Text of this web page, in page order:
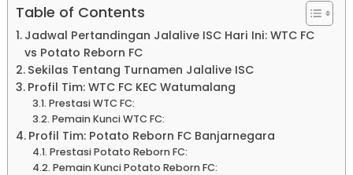
Table of Contents
Jadwal Pertandingan Jalalive ISC Hari Ini: WTC FC
vs Potato Reborn FC
Sekilas Tentang Turnamen Jalalive ISC
Profil Tim: WTC FC KEC Watumalang
Prestasi WTC FC:
Pemain Kunci WTC FC:
Profil Tim: Potato Reborn FC Banjarnegara
Prestasi Potato Reborn FC:
Pemain Kunci Potato Reborn FC: